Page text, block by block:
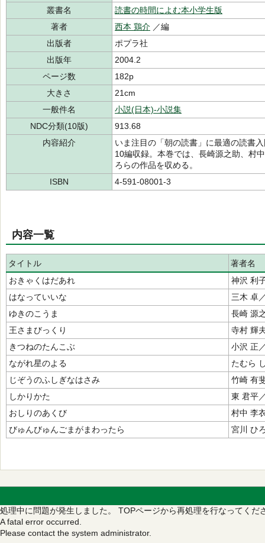
叢書名
読書の時間によむ本小学生版
著者
西本 鶏介 ／編
出版者
ポプラ社
出版年
2004.2
ページ数
182p
大きさ
21cm
一般件名
小説(日本)-小説集
NDC分類(10版)
913.68
内容紹介
いま注目の「朝の読書」に最適の読書
10編収録。本巻では、長崎源之助、村
ろらの作品を収める。
ISBN
4-591-08001-3
内容一覧
タイトル
著者名
おきゃくはだあれ
神沢 利
はなっていいな
三木 卓
ゆきのこうま
長崎 源
王さまびっくり
寺村 輝
きつねのたんこぶ
小沢 正
ながれ星のよる
たむら
じぞうのふしぎなはさみ
竹崎 有
しかりかた
東 君平
おしりのあくび
村中 李
びゅんびゅんごまがまわったら
宮川 ひ
処理中に問題が発生しました。 TOPページから再処理を行なってくだ
A fatal error occurred.
Please contact the system administrator.